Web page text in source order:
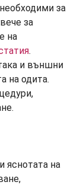
за
за
на
.
и външни
на одита.
яснотата на